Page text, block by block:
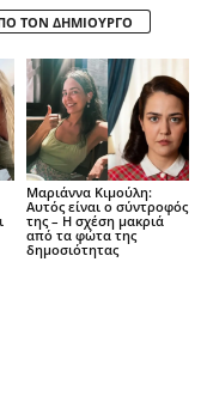
ΤΟΝ ΔΗΜΙΟΥΡΓΟ
Μαριάννα Κιμούλη:
Αυτός είναι ο σύντροφός
της – Η σχέση μακριά
από τα φώτα της
δημοσιότητας